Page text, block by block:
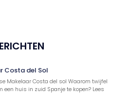
Costa del Sol
Makelaar Costa del sol Waarom twijfel
een huis in zuid Spanje te kopen? Lees